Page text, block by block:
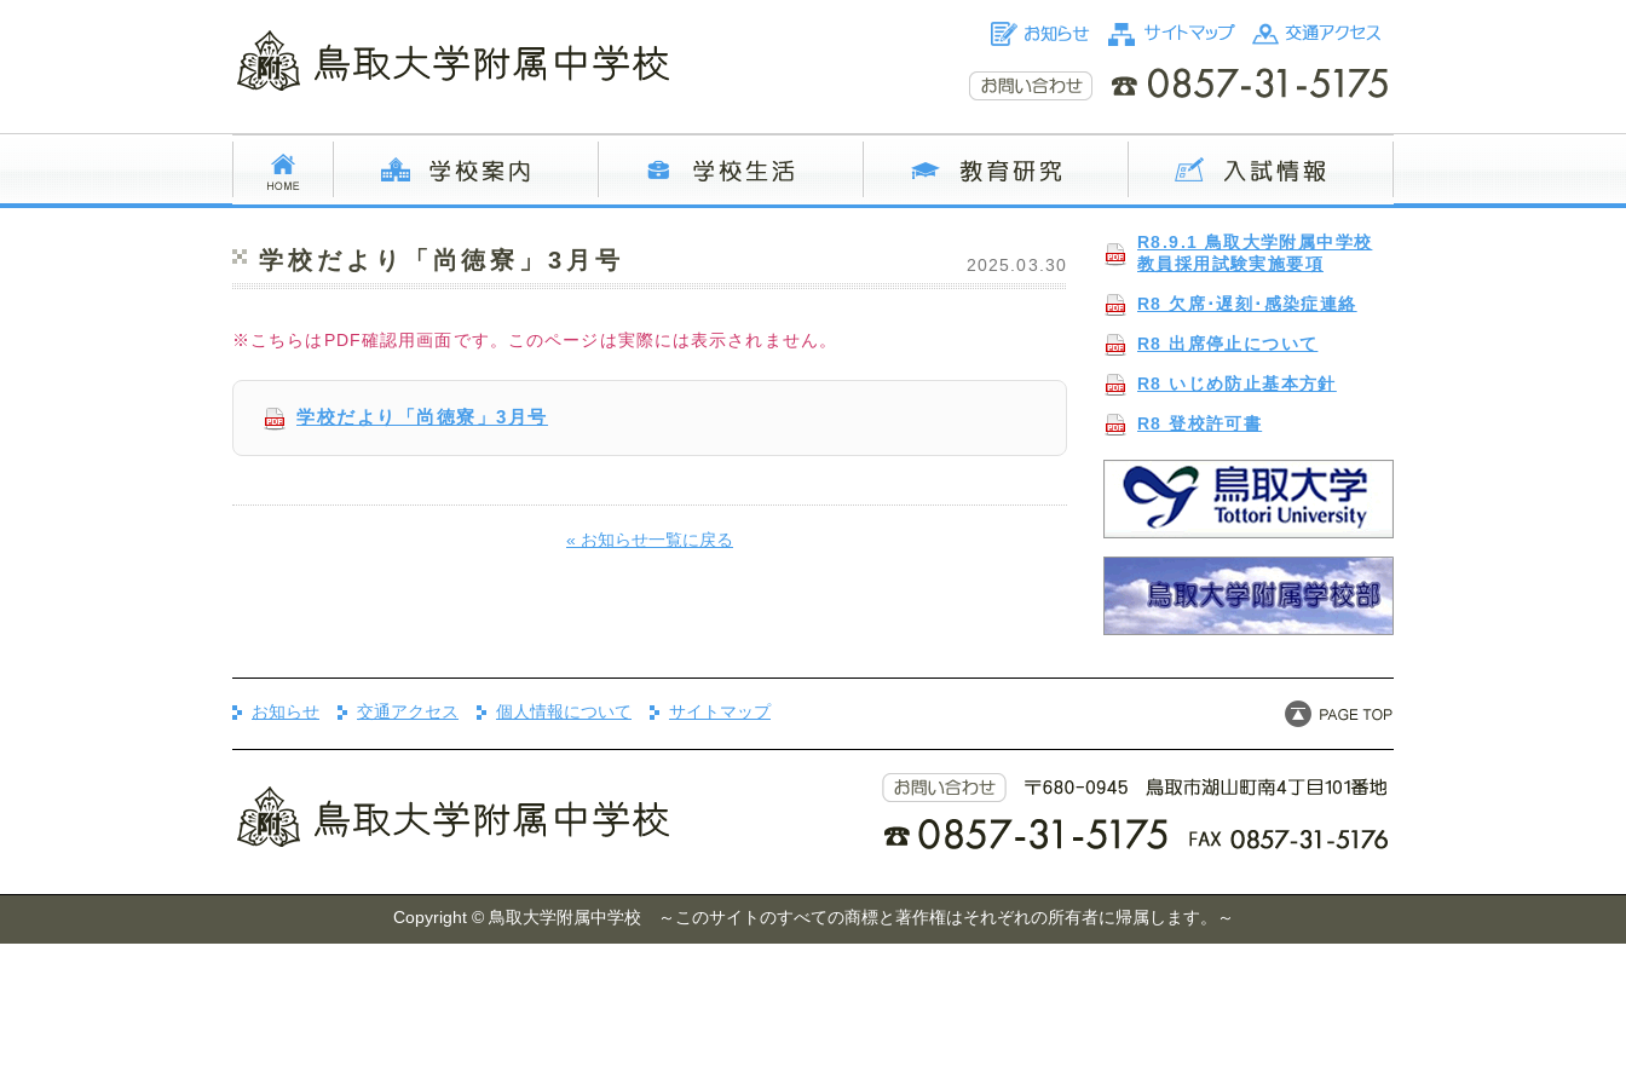
R8.9.1 鳥取大学附属中学校
教員採用試験実施要項
R8 欠席･遅刻･感染症連絡
R8 出席停止について
R8 いじめ防止基本方針
R8 登校許可書
学校だより「尚徳寮」3月号 2025.03.30
※こちらはPDF確認用画面です。このページは実際には表示されません。
学校だより「尚徳寮」3月号
« お知らせ一覧に戻る
お知らせ 交通アクセス 個人情報について サイトマップ
Copyright © 鳥取大学附属中学校 ～このサイトのすべての商標と著作権はそれぞれの所有者に帰属します。～